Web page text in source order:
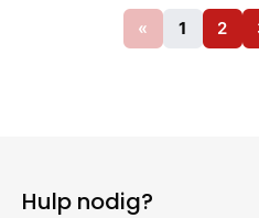
« 1 2
Hulp nodig?